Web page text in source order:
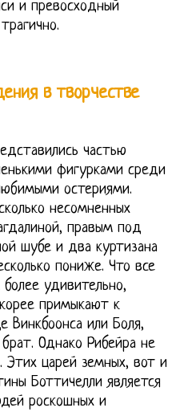
и превосходный
в творчестве
частью
фигурками среди
остериями.
несомненных
правым под
шубе и два куртизана
пониже. Что все
удивительно,
примыкают к
Винкбоонса или Боля,
Однако Рибейра не
царей земных, вот и
Боттичелли является
роскошных и